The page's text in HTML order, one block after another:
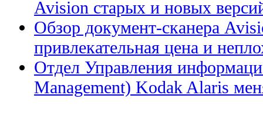
Avision старых и новых
Обзор документ-сканера
привлекательная цена и
Отдел Управления
Management) Kodak Alaris